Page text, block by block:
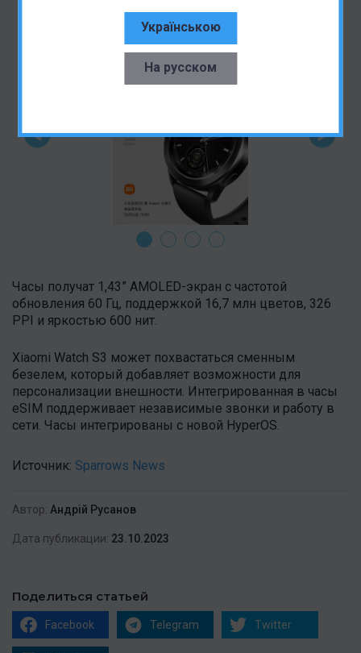
Українською
На русском
Часы получат 1,43” AMOLED-экран с частотой
обновления 60 Гц, поддержкой 16,7 млн цветов, 326
PPI и яркостью 600 нит.
Xiaomi Watch S3 может похвастаться сменным
безелем, который добавляет возможности для
персонализации внешности. Интегрированная в часы
eSIM поддерживает независимые звонки и работу в
сети. Часы интегрированы с новой HyperOS.
Источник: Sparrows News
Автор: Андрій Русанов
Дата публикации: 23.10.2023
Поделиться статьей
Facebook Telegram Twitter